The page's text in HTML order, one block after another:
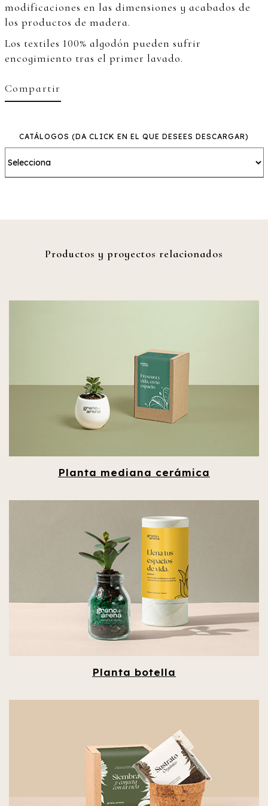
modificaciones en las dimensiones y acabados de
los productos de madera.
Los textiles 100% algodón pueden sufrir
encogimiento tras el primer lavado.
Compartir
CATÁLOGOS (DA CLICK EN EL QUE DESEES DESCARGAR)
Productos y proyectos relacionados
Planta mediana cerámica
Planta botella